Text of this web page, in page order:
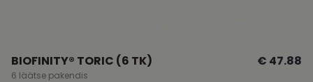
BIOFINITY® TORIC (6 TK)
6 läätse pakendis
€ 47.88